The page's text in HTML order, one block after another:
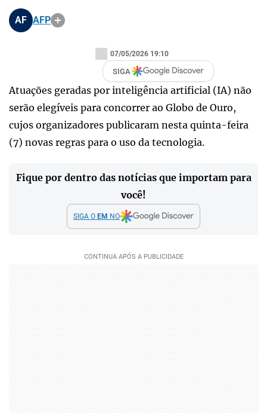
AF AFP
07/05/2026 19:10
SIGA
Atuações geradas por inteligência artificial (IA) não
serão elegíveis para concorrer ao Globo de Ouro,
cujos organizadores publicaram nesta quinta-feira
(7) novas regras para o uso da tecnologia.
Fique por dentro das notícias que importam para
você!
SIGA O EM NO